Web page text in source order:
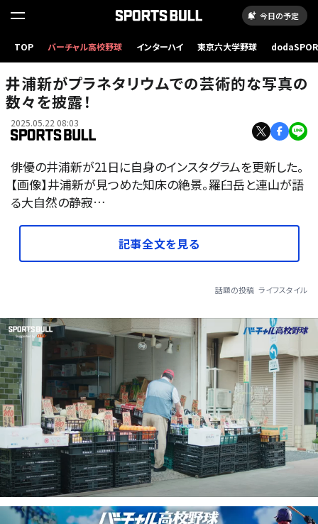
今日の予定
TOP バーチャル高校野球 インターハイ 東京六大学野球
井浦新がプラネタリウムでの芸術的な写真の
数々を披露！
2025.05.22 08:03
俳優の井浦新が21日に自身のインスタグラムを更新した。
【画像】井浦新が見つめた知床の絶景。羅臼岳と連山が語
る大自然の静寂…
記事全文を見る
話題の投稿 ライフスタイル